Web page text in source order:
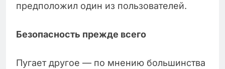
предположил один из пользователей.
Безопасность прежде всего
Пугает другое — по мнению большинства